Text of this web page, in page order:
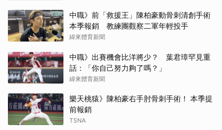
中職》前「救援王」陳柏豪動骨刺清創手術
本季報銷 教練團觀察二軍年輕投手
緯來體育新聞
中職》出賽機會比洋將少？ 葉君璋罕見重
話：「你自己努力夠了嗎？」
緯來體育新聞
樂天桃猿》陳柏豪右手肘骨刺手術！ 本季提
前報銷
TSNA